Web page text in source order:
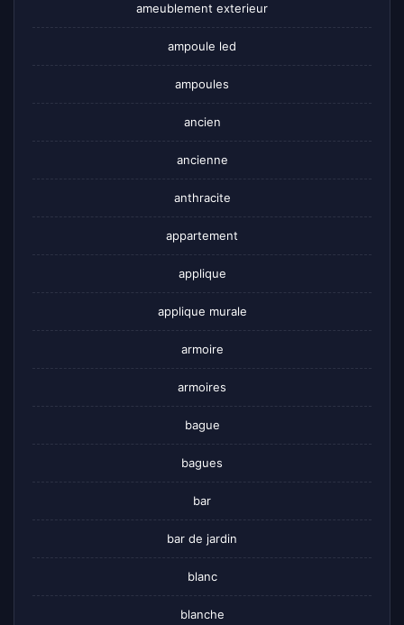
ameublement exterieur
ampoule led
ampoules
ancien
ancienne
anthracite
appartement
applique
applique murale
armoire
armoires
bague
bagues
bar
bar de jardin
blanc
blanche